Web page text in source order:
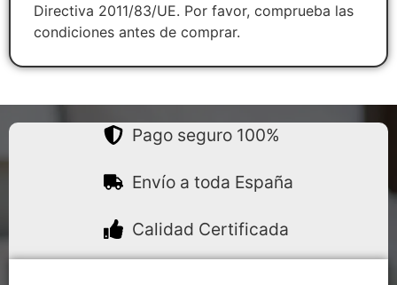
Directiva 2011/83/UE. Por favor, comprueba las
condiciones antes de comprar.
Pago seguro 100%
Envío a toda España
Calidad Certificada